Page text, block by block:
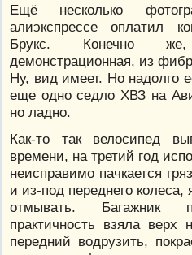
Ещё несколько
алиэкспрессе оплатил
Брукс. Конечно
демонстрационная, из
Ну, вид имеет. Но надолго
еще одно седло ХВЗ на
но ладно.
Как-то так велосипед
времени, на третий год
неисправимо пачкается
и из-под переднего колеса,
отмывать. Багажник
практичность взяла
передний водрузить,